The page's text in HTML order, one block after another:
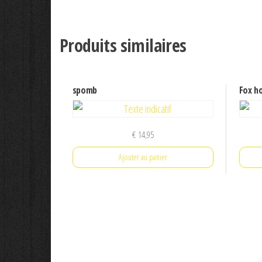
Produits similaires
spomb
€ 14,95
Ajouter au panier
Fox